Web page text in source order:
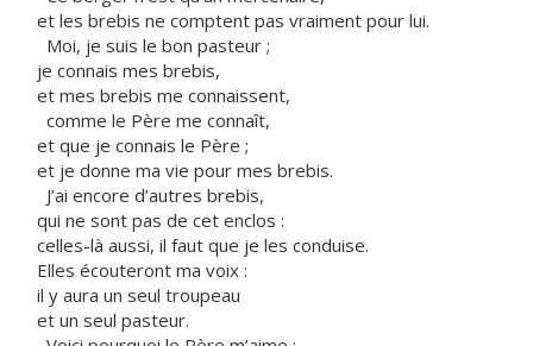
et les brebis ne comptent pas vraiment pour lui.
Moi, je suis le bon pasteur ;
je connais mes brebis,
et mes brebis me connaissent,
comme le Père me connaît,
et que je connais le Père ;
et je donne ma vie pour mes brebis.
J’ai encore d’autres brebis,
qui ne sont pas de cet enclos :
celles-là aussi, il faut que je les conduise.
Elles écouteront ma voix :
il y aura un seul troupeau
et un seul pasteur.